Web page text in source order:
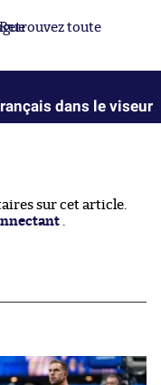
Retrouvez toute
dans le viseur
sur cet article.